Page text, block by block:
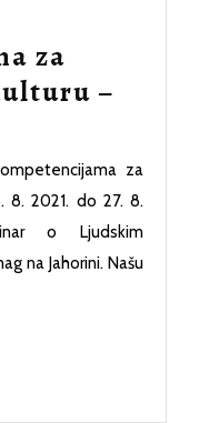
za
–
za
8. 2021. do 27. 8.
o Ljudskim
na Jahorini. Našu